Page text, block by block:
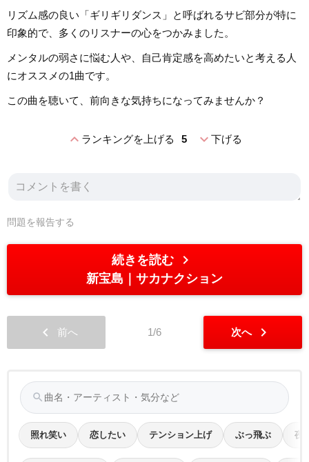
リズム感の良い「ギリギリダンス」と呼ばれるサビ部分が特に
印象的で、多くのリスナーの心をつかみました。
メンタルの弱さに悩む人や、自己肯定感を高めたいと考える人
にオススメの1曲です。
この曲を聴いて、前向きな気持ちになってみませんか？
expand_lessランキングを上げる 5 expand_more下げる
問題を報告する
続きを読む chevron_right
新宝島 サカナクション
chevron_left 前へ 1/6 次へ chevron_right
search
照れ笑い 恋したい テンション上げ ぶっ飛ぶ 夜